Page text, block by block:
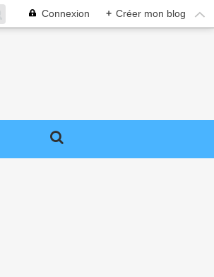
Connexion + Créer mon blog